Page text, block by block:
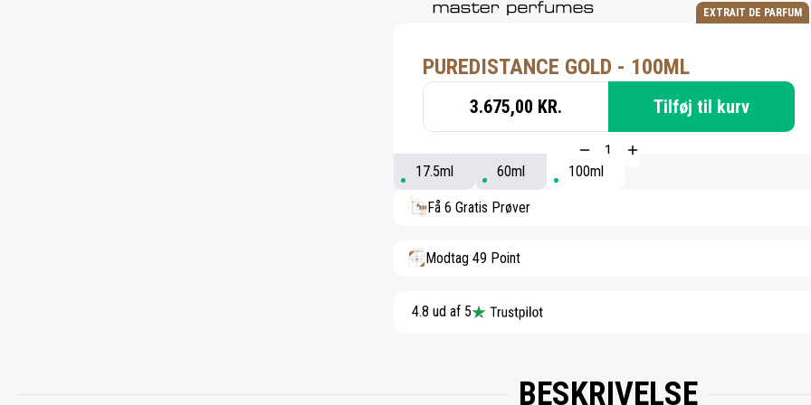
EXTRAIT DE PARFUM
PUREDISTANCE GOLD - 100ML
3.675,00 KR. Tilføj til kurv
17.5ml 60ml 100ml
Få 6 Gratis Prøver
Modtag 49 Point
4.8 ud af 5
BESKRIVELSE